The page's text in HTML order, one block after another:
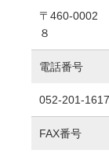
〒460-0002
８
電話番号
052-201-1617
FAX番号